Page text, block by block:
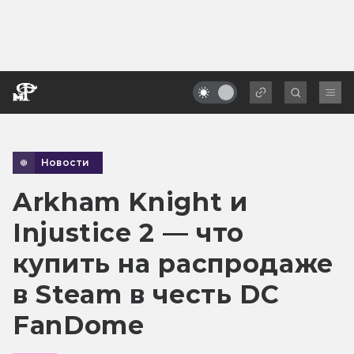
Новости
Arkham Knight и
Injustice 2 — что
купить на распродаже
в Steam в честь DC
FanDome